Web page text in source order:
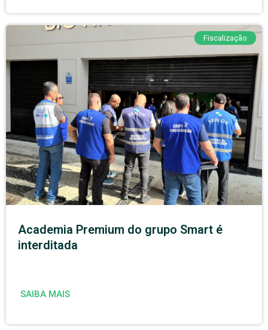
Fiscalização
Academia Premium do grupo Smart é
interditada
SAIBA MAIS